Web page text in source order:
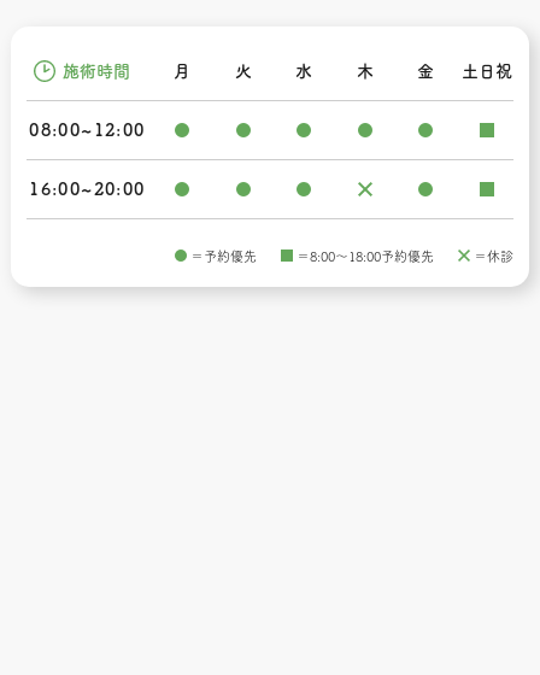
施術時間 月 火 水 木 金 土日祝
08:00~12:00
16:00~20:00
＝予約優先 ＝8:00〜18:00予約優先 ＝休診